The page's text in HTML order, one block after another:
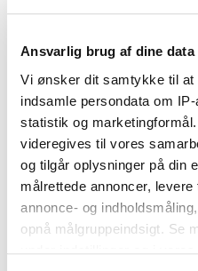
Ansvarlig brug af dine data
Vi ønsker dit samtykke til at
indsamle persondata om
statistik og
videregives til vores
og tilgår oplysninger på din
målrettede annoncer,
annonce- og
opnå målgruppeindsigt. Se
SE DANMARKS BEDSTE
- KLIK HER
Guest Dolce
Tidligere medlem